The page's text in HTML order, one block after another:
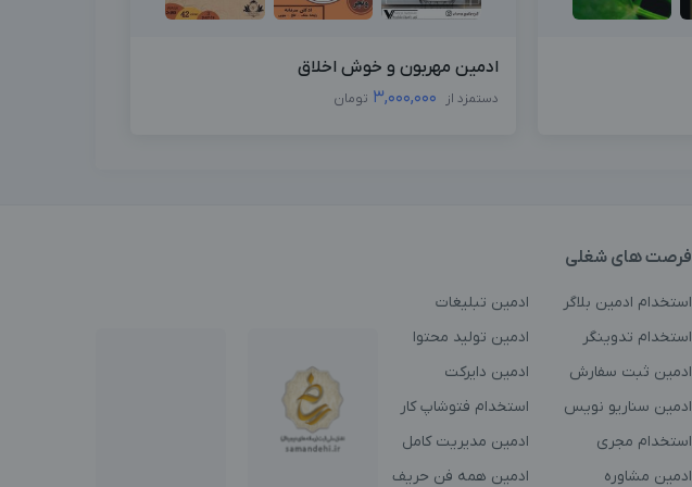
ادمین مهربون و خوش اخلاق
دستمزد از 3,000,000 تومان
فرصت های شغلی
استخدام ادمین بلاگر
ادمین تبلیغات
استخدام تدوینگر
ادمین تولید محتوا
ادمین ثبت سفارش
ادمین دایرکت
ادمین سناریو نویس
استخدام فتوشاپ کار
استخدام مجری
ادمین مدیریت کامل
ادمین مشاوره
ادمین همه فن حریف